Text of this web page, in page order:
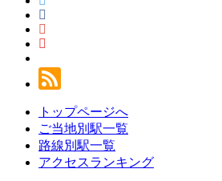
トップページへ
ご当地別駅一覧
路線別駅一覧
アクセスランキング